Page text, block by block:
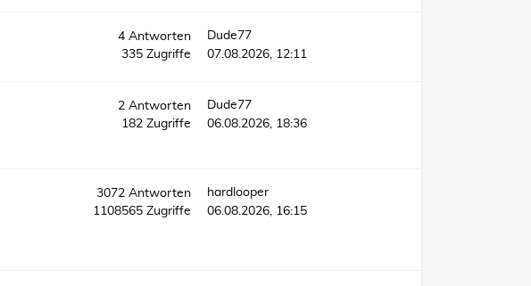
4Antworten
335Zugriffe
Dude77
07.08.2026, 12:11
2Antworten
182Zugriffe
Dude77
06.08.2026, 18:36
3072Antworten
1108565Zugriffe
hardlooper
06.08.2026, 16:15